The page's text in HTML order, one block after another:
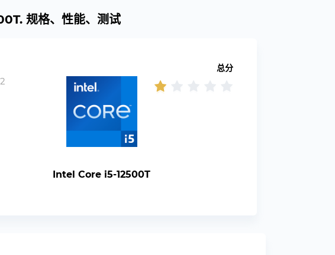
规格、性能、测试
总分
Intel Core i5-12500T